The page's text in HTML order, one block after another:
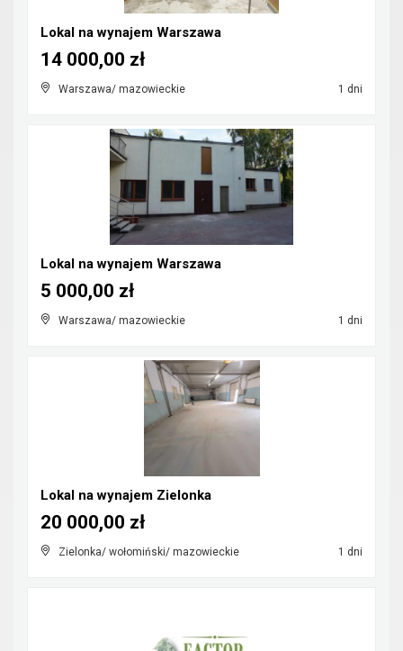
Lokal na wynajem Warszawa
Warszawa/ mazowieckie 1 dni
14 000,00 zł
Lokal na wynajem Warszawa
Warszawa/ mazowieckie 1 dni
5 000,00 zł
Lokal na wynajem Zielonka
Zielonka/ wołomiński/ mazowieckie 1 dni
20 000,00 zł